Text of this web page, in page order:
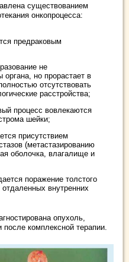
существованием
онкопроцесса:
предраковым
не
органа, но прорастает в
отсутствовать
расстройства;
процесс вовлекаются
шейки;
присутствием
(метастазированию
оболочка, влагалище и
поражение толстого
внутренних
опухоль,
после комплексной терапии.